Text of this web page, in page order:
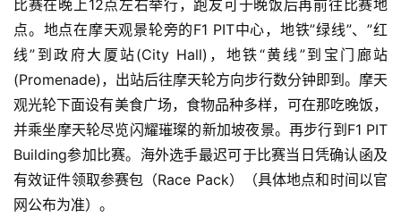
比赛在晚上12点左右举行，跑友可于晚饭后再前往比赛地
点。地点在摩天观景轮旁的F1 PIT中心，地铁”绿线”、”红
线”到政府大厦站(City Hall)，地铁“黄线”到宝门廊站
(Promenade)，出站后往摩天轮方向步行数分钟即到。摩天
观光轮下面设有美食广场，食物品种多样，可在那吃晚饭，
并乘坐摩天轮尽览闪耀璀璨的新加坡夜景。再步行到F1 PIT
Building参加比赛。海外选手最迟可于比赛当日凭确认函及
有效证件领取参赛包（Race Pack）（具体地点和时间以官
网公布为准）。